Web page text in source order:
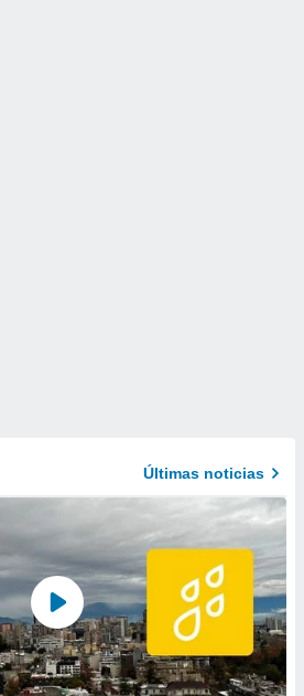
Últimas noticias